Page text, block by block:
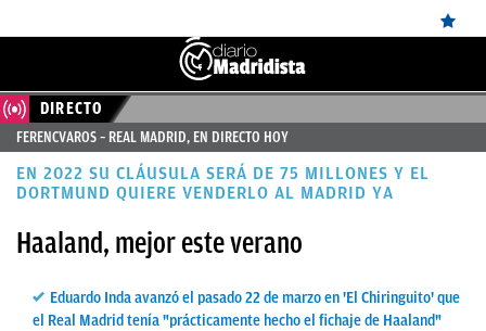
ÚLTIMAS
NOTICIAS
REAL
MADRID
CANTERA
DIRECTO
FERENCVAROS – REAL MADRID, EN DIRECTO HOY
EN 2022 SU CLÁUSULA SERÁ DE 75 MILLONES Y EL
DORTMUND QUIERE VENDERLO AL MADRID YA
Haaland, mejor este verano
Eduardo Inda avanzó el pasado 22 de marzo en 'El Chiringuito' que
el Real Madrid tenía "prácticamente hecho el fichaje de Haaland"
Sigue aOkDiarioen Google